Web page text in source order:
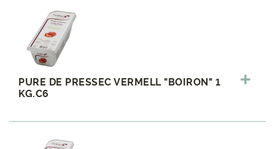
PURE DE PRESSEC VERMELL "BOIRON" 1
KG.C6